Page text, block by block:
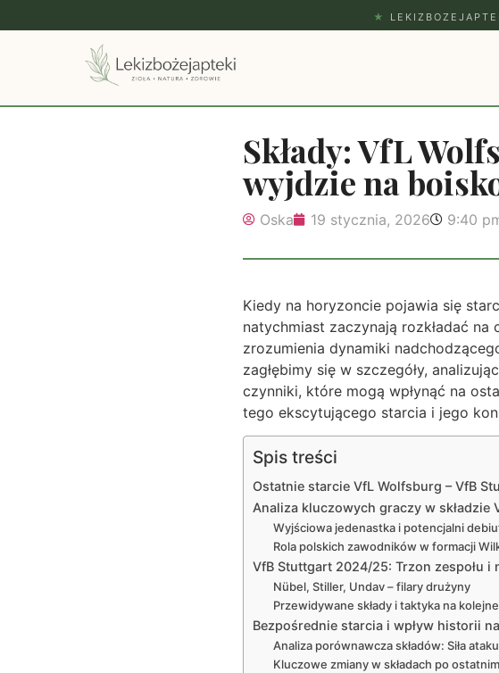
★
Składy: VfL
wyjdzie na
Oska 19 stycznia, 2026 9:40
Kiedy na horyzoncie pojawia się
natychmiast zaczynają rozkładać
zrozumienia dynamiki
zagłębimy się w szczegóły,
czynniki, które mogą wpłynąć na
tego ekscytującego starcia i jego
Spis treści
Ostatnie starcie VfL Wolfsburg – VfB
Analiza kluczowych graczy w składzie
Wyjściowa jedenastka i potencjalni
Rola polskich zawodników w formacji
VfB Stuttgart 2024/25: Trzon zespołu i
Nübel, Stiller, Undav – filary drużyny
Przewidywane składy i taktyka na
Bezpośrednie starcia i wpływ historii
Analiza porównawcza składów: Siła
Kluczowe zmiany w składach po